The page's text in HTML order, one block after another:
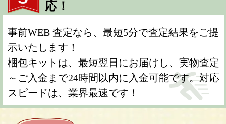
応！
事前WEB 査定なら、最短5分で査定結果をご提
示いたします！
梱包キットは、最短翌日にお届けし、実物査定
～ご入金まで24時間以内に入金可能です。対応
スピードは、業界最速です！